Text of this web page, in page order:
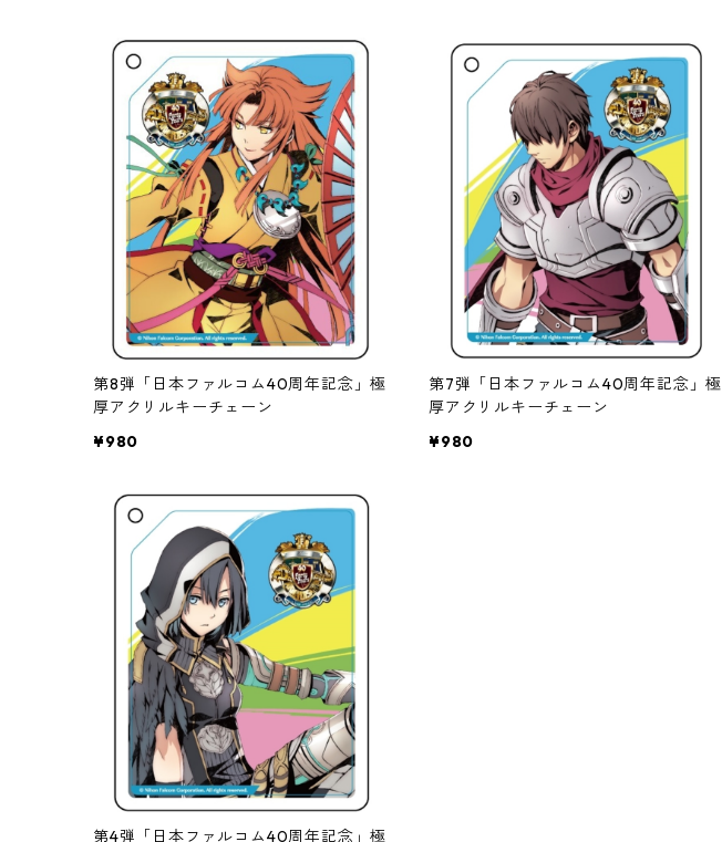
第8弾「日本ファルコム40周年記念」極
厚アクリルキーチェーン
¥980
第7弾「日本ファルコム40周年記念」極
厚アクリルキーチェーン
¥980
第4弾「日本ファルコム40周年記念」極